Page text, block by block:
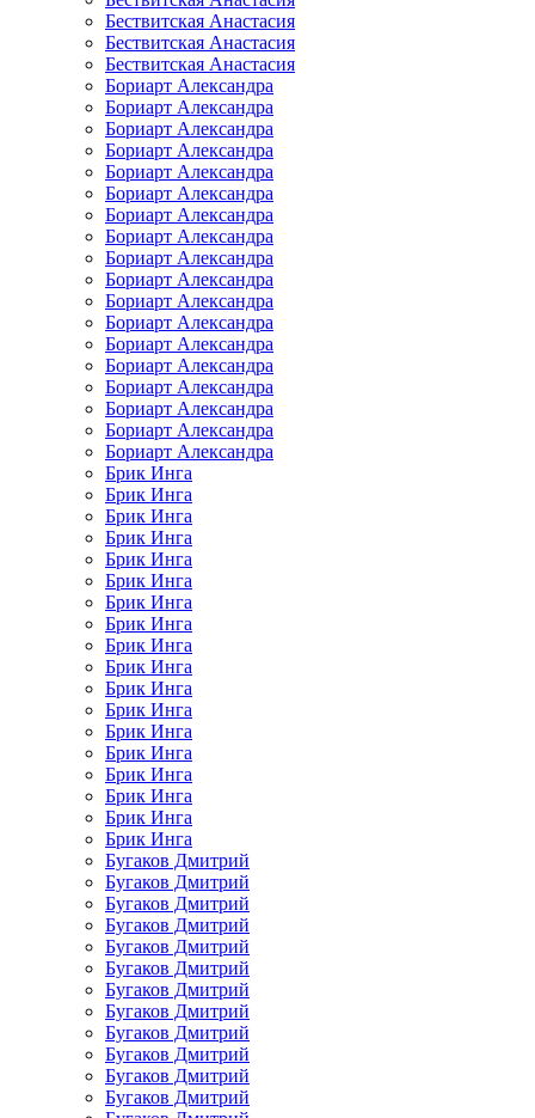
Бествитская Анастасия
Бествитская Анастасия
Бествитская Анастасия
Бориарт Александра
Бориарт Александра
Бориарт Александра
Бориарт Александра
Бориарт Александра
Бориарт Александра
Бориарт Александра
Бориарт Александра
Бориарт Александра
Бориарт Александра
Бориарт Александра
Бориарт Александра
Бориарт Александра
Бориарт Александра
Бориарт Александра
Бориарт Александра
Бориарт Александра
Бориарт Александра
Брик Инга
Брик Инга
Брик Инга
Брик Инга
Брик Инга
Брик Инга
Брик Инга
Брик Инга
Брик Инга
Брик Инга
Брик Инга
Брик Инга
Брик Инга
Брик Инга
Брик Инга
Брик Инга
Брик Инга
Брик Инга
Бугаков Дмитрий
Бугаков Дмитрий
Бугаков Дмитрий
Бугаков Дмитрий
Бугаков Дмитрий
Бугаков Дмитрий
Бугаков Дмитрий
Бугаков Дмитрий
Бугаков Дмитрий
Бугаков Дмитрий
Бугаков Дмитрий
Бугаков Дмитрий